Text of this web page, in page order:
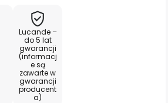
Lucande –
do 5 lat
gwarancji
(informacj
e są
zawarte w
gwarancji
producent
a)